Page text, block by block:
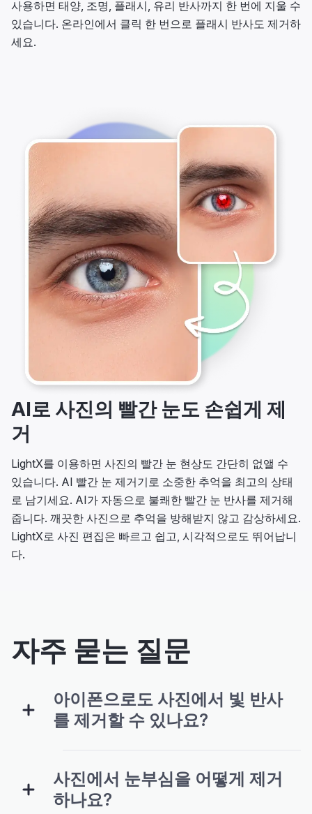
사용하면 태양, 조명, 플래시, 유리 반사까지 한 번에 지울 수
있습니다. 온라인에서 클릭 한 번으로 플래시 반사도 제거하
세요.
AI로 사진의 빨간 눈도 손쉽게 제
거
LightX를 이용하면 사진의 빨간 눈 현상도 간단히 없앨 수
있습니다. AI 빨간 눈 제거기로 소중한 추억을 최고의 상태
로 남기세요. AI가 자동으로 불쾌한 빨간 눈 반사를 제거해
줍니다. 깨끗한 사진으로 추억을 방해받지 않고 감상하세요.
LightX로 사진 편집은 빠르고 쉽고, 시각적으로도 뛰어납니
다.
자주 묻는 질문
아이폰으로도 사진에서 빛 반사
를 제거할 수 있나요?
사진에서 눈부심을 어떻게 제거
하나요?